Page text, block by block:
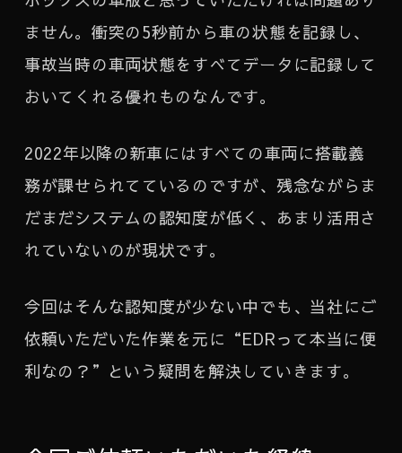
ません。衝突の5秒前から車の状態を記録し、
事故当時の車両状態をすべてデータに記録して
おいてくれる優れものなんです。
2022年以降の新車にはすべての車両に搭載義
務が課せられてているのですが、残念ながらま
だまだシステムの認知度が低く、あまり活用さ
れていないのが現状です。
今回はそんな認知度が少ない中でも、当社にご
依頼いただいた作業を元に“EDRって本当に便
利なの？”という疑問を解決していきます。